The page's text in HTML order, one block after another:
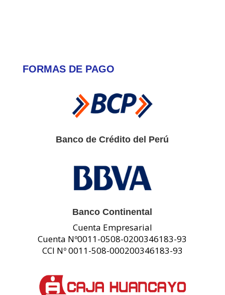
FORMAS DE PAGO
Banco de Crédito del Perú
Banco Continental
Cuenta Empresarial
Cuenta Nº0011-0508-0200346183-93
CCI Nº 0011-508-000200346183-93